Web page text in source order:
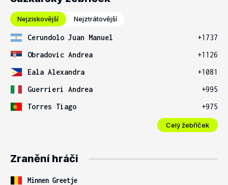
Nejziskovější Nejztrátovější
Cerundolo Juan Manuel
+1737
Obradovic Andrea
+1126
Eala Alexandra
+1081
Guerrieri Andrea
+995
Torres Tiago
+975
Celý žebříček
Zranění hráči
Minnen Greetje